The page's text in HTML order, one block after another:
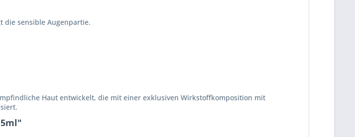
die sensible Augenpartie.
Haut entwickelt, die mit einer exklusiven Wirkstoffkomposition mit